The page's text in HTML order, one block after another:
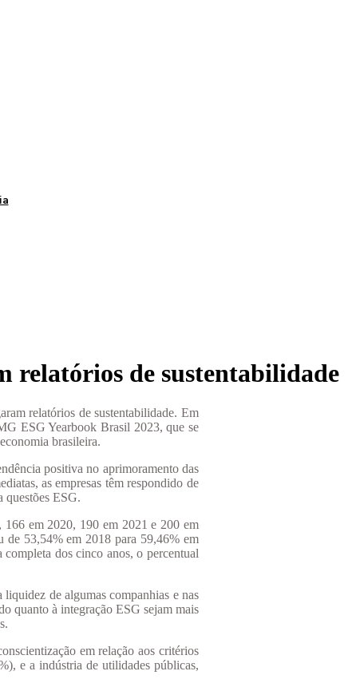
relatórios de sustentabilidade
relatórios de sustentabilidade. Em
ESG Yearbook Brasil 2023, que se
brasileira.
positiva no aprimoramento das
as empresas têm respondido de
questões ESG.
166 em 2020, 190 em 2021 e 200 em
de 53,54% em 2018 para 59,46% em
dos cinco anos, o percentual
de algumas companhias e nas
quanto à integração ESG sejam mais
em relação aos critérios
e a indústria de utilidades públicas,